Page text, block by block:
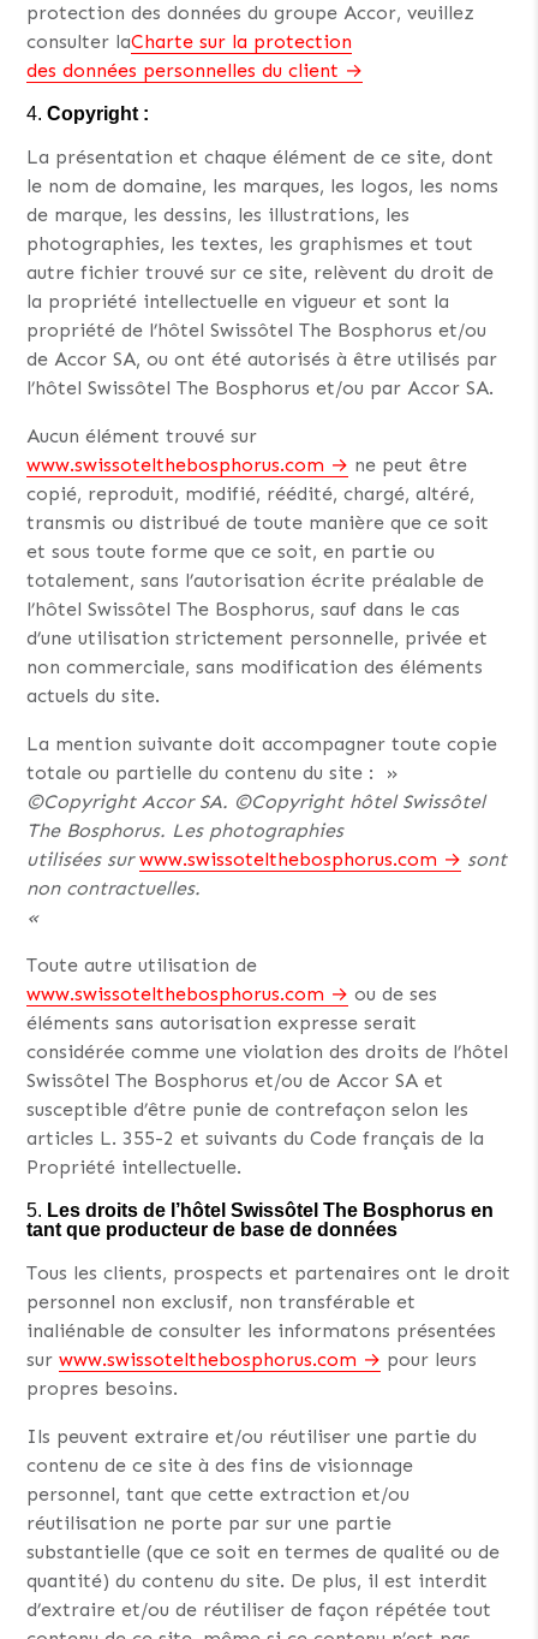
protection des données du groupe Accor, veuillez
consulter laCharte sur la protection
des données personnelles du client
Copyright :
La présentation et chaque élément de ce site, dont
le nom de domaine, les marques, les logos, les noms
de marque, les dessins, les illustrations, les
photographies, les textes, les graphismes et tout
autre fichier trouvé sur ce site, relèvent du droit de
la propriété intellectuelle en vigueur et sont la
propriété de l’hôtel Swissôtel The Bosphorus et/ou
de Accor SA, ou ont été autorisés à être utilisés par
l’hôtel Swissôtel The Bosphorus et/ou par Accor SA.
Aucun élément trouvé sur
www.swissotelthebosphorus.com
ne peut être
copié, reproduit, modifié, réédité, chargé, altéré,
transmis ou distribué de toute manière que ce soit
et sous toute forme que ce soit, en partie ou
totalement, sans l’autorisation écrite préalable de
l’hôtel Swissôtel The Bosphorus, sauf dans le cas
d’une utilisation strictement personnelle, privée et
non commerciale, sans modification des éléments
actuels du site.
La mention suivante doit accompagner toute copie
totale ou partielle du contenu du site : »
©Copyright Accor SA. ©Copyright hôtel Swissôtel
The Bosphorus. Les photographies
utilisées surwww.swissotelthebosphorus.com
sont
non contractuelles.
«
Toute autre utilisation de
www.swissotelthebosphorus.com
ou de ses
éléments sans autorisation expresse serait
considérée comme une violation des droits de l’hôtel
Swissôtel The Bosphorus et/ou de Accor SA et
susceptible d’être punie de contrefaçon selon les
articles L. 355-2 et suivants du Code français de la
Propriété intellectuelle.
Les droits de l’hôtel Swissôtel The Bosphorus en
tant que producteur de base de données
Tous les clients, prospects et partenaires ont le droit
personnel non exclusif, non transférable et
inaliénable de consulter les informatons présentées
surwww.swissotelthebosphorus.com
pour leurs
propres besoins.
Ils peuvent extraire et/ou réutiliser une partie du
contenu de ce site à des fins de visionnage
personnel, tant que cette extraction et/ou
réutilisation ne porte par sur une partie
substantielle (que ce soit en termes de qualité ou de
quantité) du contenu du site. De plus, il est interdit
d’extraire et/ou de réutiliser de façon répétée tout